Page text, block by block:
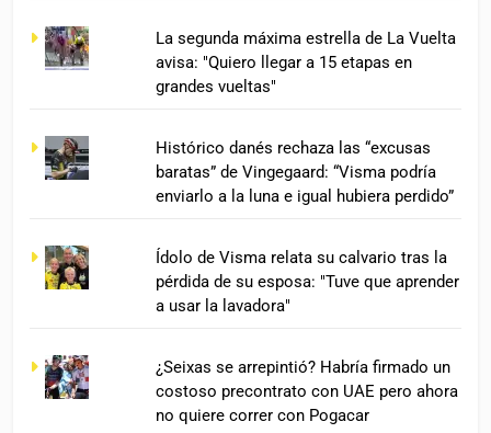
La segunda máxima estrella de La Vuelta
avisa: "Quiero llegar a 15 etapas en
grandes vueltas"
Histórico danés rechaza las “excusas
baratas” de Vingegaard: “Visma podría
enviarlo a la luna e igual hubiera perdido”
Ídolo de Visma relata su calvario tras la
pérdida de su esposa: "Tuve que aprender
a usar la lavadora"
¿Seixas se arrepintió? Habría firmado un
costoso precontrato con UAE pero ahora
no quiere correr con Pogacar